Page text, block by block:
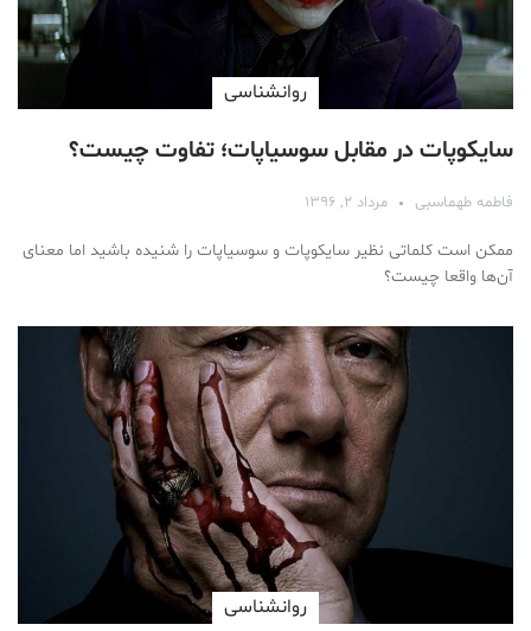
روانشناسی
سایکوپات در مقابل سوسیاپات؛ تفاوت چیست؟
فاطمه طهماسبی مرداد ۲, ۱۳۹۶
ممکن است کلماتی نظیر سایکوپات و سوسیاپات را شنیده باشید اما معنای
آن‌ها واقعا چیست؟
روانشناسی